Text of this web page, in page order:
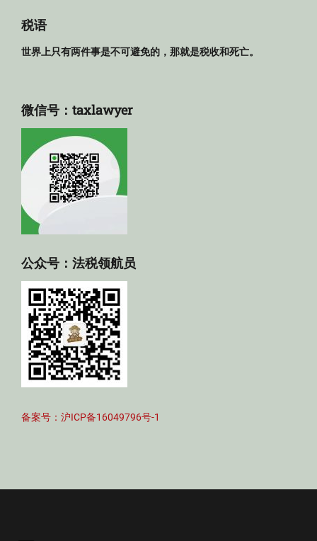
库
税语
世界上只有两件事是不可避免的，那就是税收和死亡。
微信号：taxlawyer
公众号：法税领航员
备案号：沪ICP备16049796号-1